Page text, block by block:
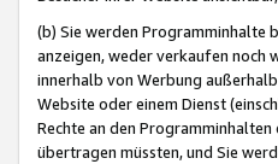
(b) Sie werden Programminhalte
anzeigen, weder verkaufen noch
innerhalb von Werbung
Website oder einem Dienst
Rechte an den
übertragen müssten, und Sie